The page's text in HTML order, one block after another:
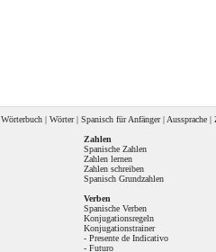
Wörterbuch | Wörter| Spanisch für Anfänger| Aussprache |
Zahlen
Spanische Zahlen
Zahlen lernen
Zahlen schreiben
Spanisch Grundzahlen
Verben
Spanische Verben
Konjugationsregeln
Konjugationstrainer
- Presente de Indicativo
- Futuro